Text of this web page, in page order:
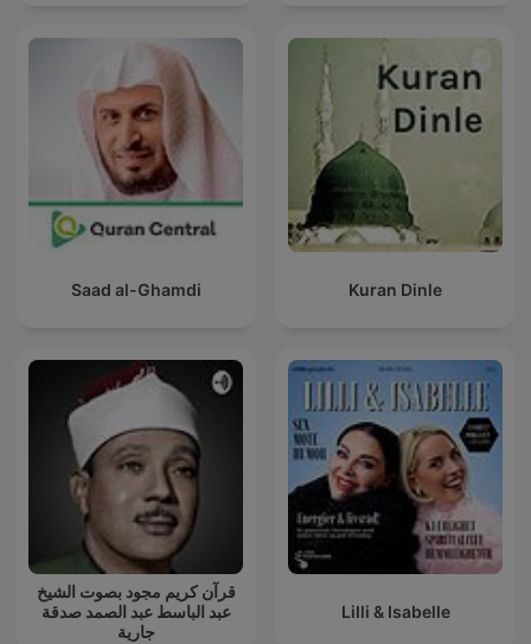
Saad al-Ghamdi Kuran Dinle
قرآن كريم مجود بصوت الشيخ
عبد الباسط عبد الصمد صدقة
جارية
Lilli & Isabelle